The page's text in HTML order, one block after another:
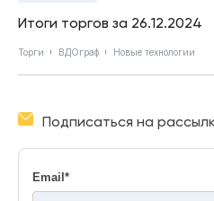
Итоги торгов за 26.12.2024
Торги ВДОграф Новые технологии
Подписаться на
Email *